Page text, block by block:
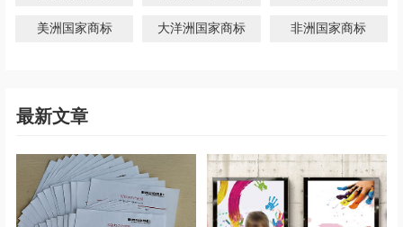
美洲国家商标 大洋洲国家商标 非洲国家商标
最新文章